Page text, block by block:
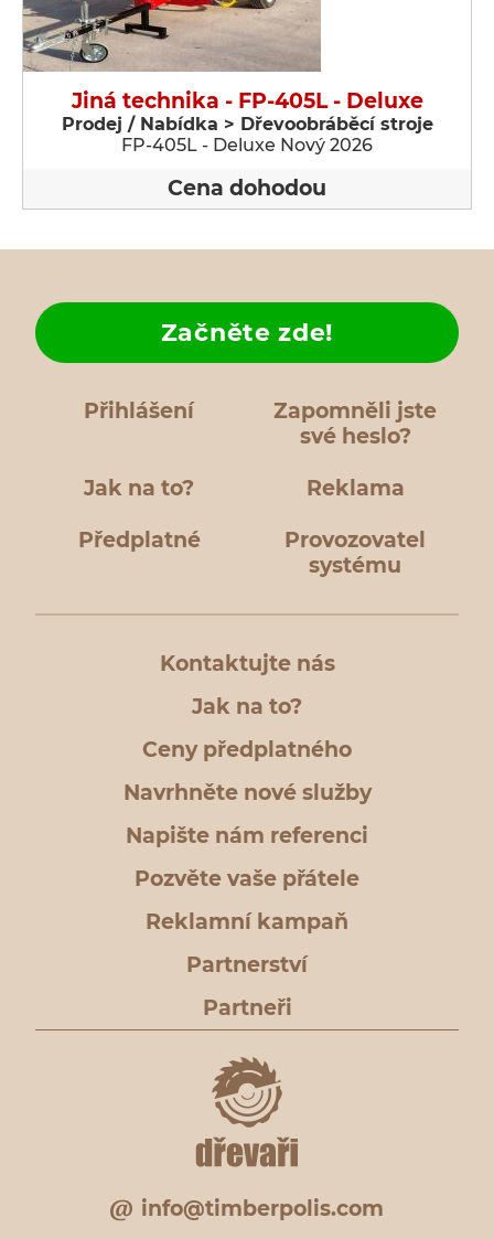
Jiná technika - FP-405L - Deluxe
Prodej / Nabídka > Dřevoobráběcí stroje
FP-405L - Deluxe Nový 2026
Cena dohodou
Přihlášení
Zapomněli jste
své heslo?
Jak na to?
Začněte zde!
Reklama
Předplatné
Provozovatel
systému
Kontaktujte nás
Jak na to?
Ceny předplatného
Navrhněte nové služby
Napište nám referenci
Pozvěte vaše přátele
Reklamní kampaň
Partnerství
Partneři
info@timberpolis.com